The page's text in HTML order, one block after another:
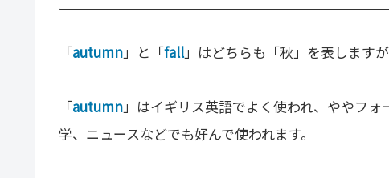
「autumn」と「fall」はどちらも「秋」を表します
「autumn」はイギリス英語でよく使われ、ややフ
学、ニュースなどでも好んで使われます。